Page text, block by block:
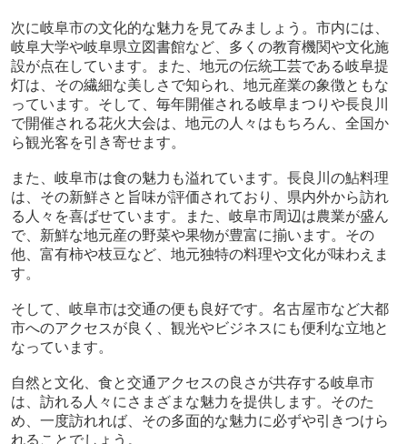
次に岐阜市の文化的な魅力を見てみましょう。市内には、
岐阜大学や岐阜県立図書館など、多くの教育機関や文化施
設が点在しています。また、地元の伝統工芸である岐阜提
灯は、その繊細な美しさで知られ、地元産業の象徴ともな
っています。そして、毎年開催される岐阜まつりや長良川
で開催される花火大会は、地元の人々はもちろん、全国か
ら観光客を引き寄せます。
また、岐阜市は食の魅力も溢れています。長良川の鮎料理
は、その新鮮さと旨味が評価されており、県内外から訪れ
る人々を喜ばせています。また、岐阜市周辺は農業が盛ん
で、新鮮な地元産の野菜や果物が豊富に揃います。その
他、富有柿や枝豆など、地元独特の料理や文化が味わえま
す。
そして、岐阜市は交通の便も良好です。名古屋市など大都
市へのアクセスが良く、観光やビジネスにも便利な立地と
なっています。
自然と文化、食と交通アクセスの良さが共存する岐阜市
は、訪れる人々にさまざまな魅力を提供します。そのた
め、一度訪れれば、その多面的な魅力に必ずや引きつけら
れることでしょう。